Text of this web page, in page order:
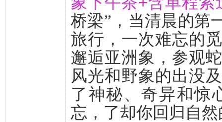
桥梁”，当清晨的第
旅行，一次难忘的
邂逅亚洲象，参观
风光和野象的出没
了神秘、奇异和惊
忘，了却你回归自